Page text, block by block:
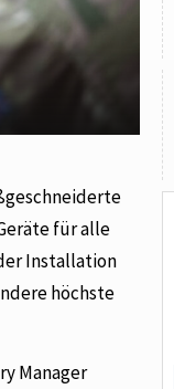
für alle
Installation
höchste
Manager